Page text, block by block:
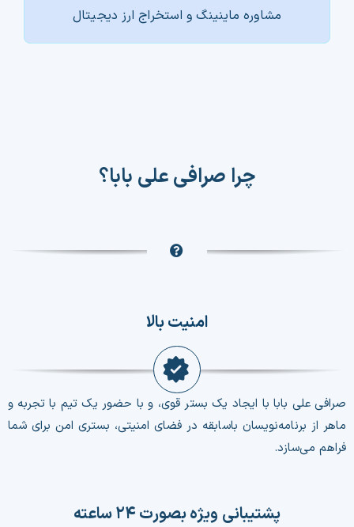
مشاوره ماینینگ و استخراج ارز دیجیتال
چرا صرافی علی بابا؟
امنیت بالا
صرافی علی بابا با ایجاد یک بستر قوی، و با حضور یک تیم با تجربه و
ماهر از برنامه‌نویسان باسابقه در فضای امنیتی، بستری امن برای شما
فراهم می‌سازد.
پشتیبانی ویژه بصورت ۲۴ ساعته